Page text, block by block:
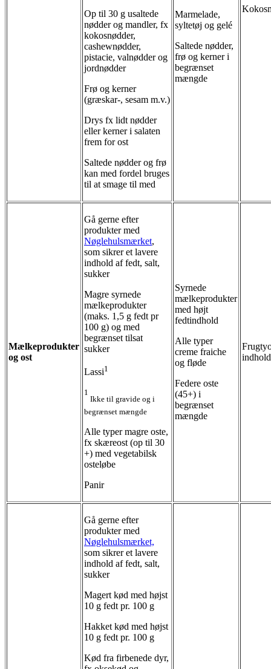
Op til 30 g usaltede
nødder og mandler, fx
kokosnødder,
cashewnødder,
pistacie, valnødder og
jordnødder
Frø og kerner
(græskar-, sesam m.v.)
Drys fx lidt nødder
eller kerner i salaten
frem for ost
Saltede nødder og frø
kan med fordel bruges
til at smage til med
Marmelade,
syltetøj og gelé
Saltede nødder,
frø og kerner i
begrænset
mængde
Mælkeprodukter
og ost
Gå gerne efter
produkter med
Nøglehulsmærket,
som sikrer et lavere
indhold af fedt, salt,
sukker
Magre syrnede
mælkeprodukter
(maks. 1,5 g fedt pr
100 g) og med
begrænset tilsat
sukker
Lassi1
1
Ikke til gravide og i
begrænset mængde
Alle typer magre oste,
fx skæreost (op til 30
+) med vegetabilsk
osteløbe
Panir
Syrnede
mælkeprodukter
med højt
fedtindhold
Alle typer
creme fraiche
og fløde
Federe oste
(45+) i
begrænset
mængde
Gå gerne efter
produkter med
Nøglehulsmærket,
som sikrer et lavere
indhold af fedt, salt,
sukker
Magert kød med højst
10 g fedt pr. 100 g
Hakket kød med højst
10 g fedt pr. 100 g
Kød fra firbenede dyr,